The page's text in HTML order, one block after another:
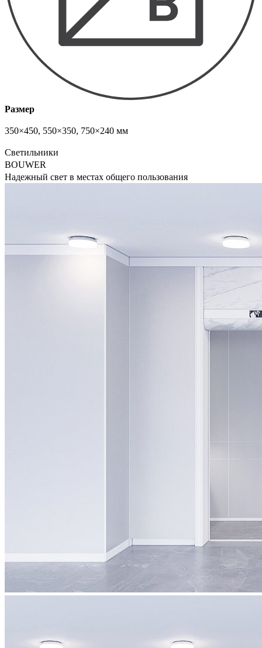
Размер
350×450, 550×350, 750×240 мм
Светильники
BOUWER
Надежный свет в местах общего пользования